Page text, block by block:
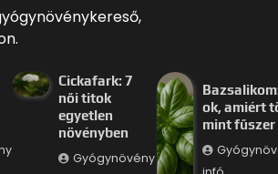
Cickafark: 7
női titok
egyetlen
növényben
Gyógynövény
ok, amiért
mint fűszer